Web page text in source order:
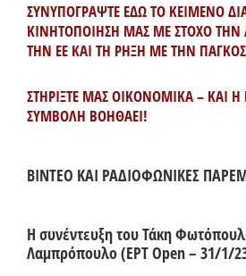
ΣΥΝΥΠΟΓΡΑΨΤΕ ΕΔΩ ΤΟ ΚΕΙΜΕΝΟ
ΚΙΝΗΤΟΠΟΙΗΣΗ ΜΑΣ ΜΕ ΣΤΟΧΟ
ΤΗΝ ΕΕ ΚΑΙ ΤΗ ΡΗΞΗ ΜΕ ΤΗΝ
ΣΤΗΡΙΞΤΕ ΜΑΣ ΟΙΚΟΝΟΜΙΚΑ – ΚΑΙ Η
ΣΥΜΒΟΛΗ ΒΟΗΘΑΕΙ!
ΒΙΝΤΕΟ ΚΑΙ ΡΑΔΙΟΦΩΝΙΚΕΣ
Η συνέντευξη του Τάκη
Λαμπρόπουλο (ΕΡΤ Open – 31/1/